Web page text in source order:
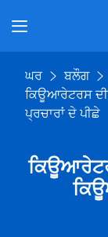
ਘਰ
ਬਲੌਗ
ਕਿਊਆਰੇਟਰਸ
ਪ੍ਰਚਾਰਾਂ ਦੇ ਪੀਛੇ